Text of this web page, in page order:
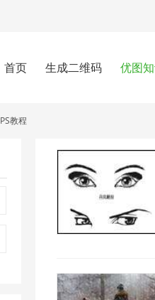
首页 生成二维码 优图
PS教程